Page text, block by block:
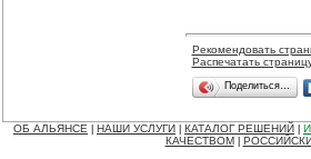
Рекомендовать
Распечатать
Поделиться…
ОБ АЛЬЯНСЕ НАШИ УСЛУГИ КАТАЛОГ РЕШЕНИЙ
КАЧЕСТВОМ